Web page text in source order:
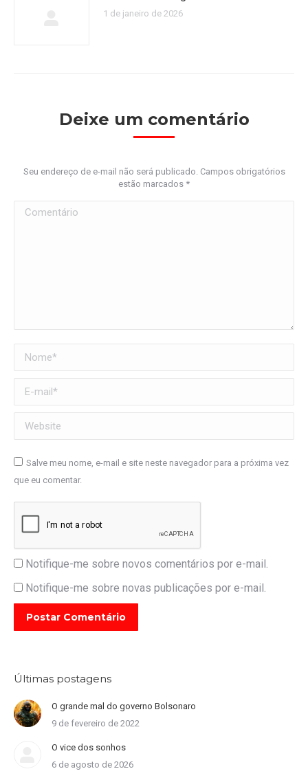
1 de janeiro de 2026
Deixe um comentário
Seu endereço de e-mail não será publicado. Campos obrigatórios
estão marcados *
Comentário
Nome *
E-mail *
Website
Salve meu nome, e-mail e site neste navegador para a próxima vez
que eu comentar.
Notifique-me sobre novos comentários por e-mail.
Notifique-me sobre novas publicações por e-mail.
Postar Comentário
Últimas postagens
O grande mal do governo Bolsonaro
9 de fevereiro de 2022
O vice dos sonhos
6 de agosto de 2026